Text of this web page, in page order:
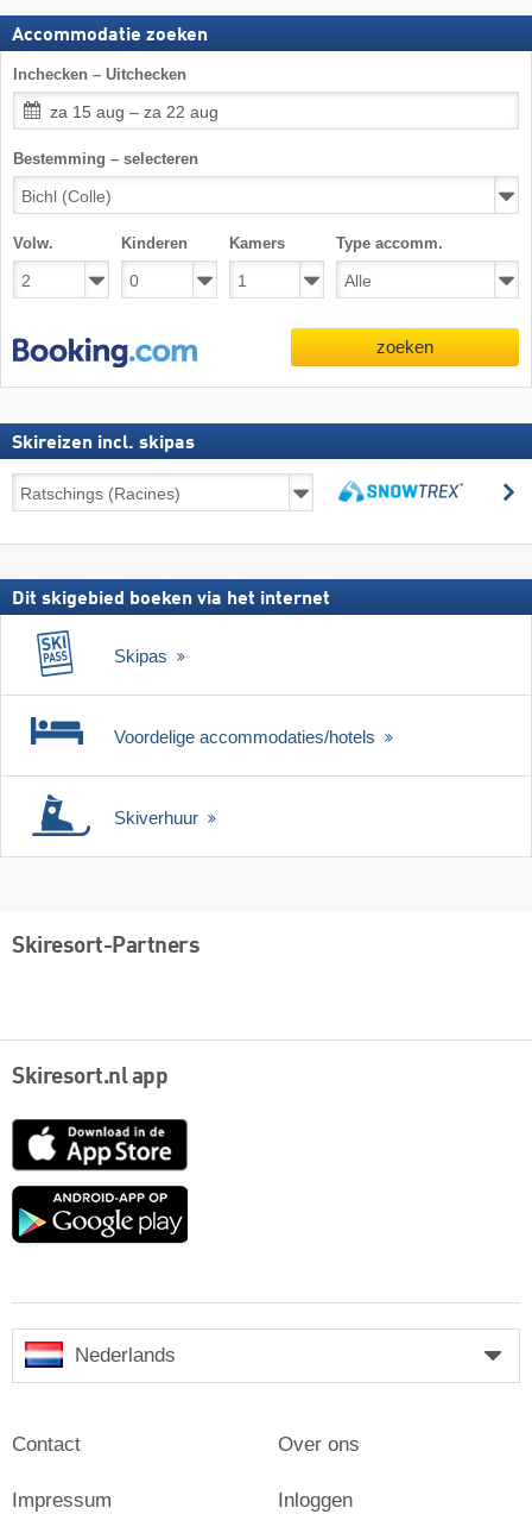
Accommodatie zoeken
Inchecken – Uitchecken
za 15 aug – za 22 aug
Bestemming – selecteren
Volw. Kinderen Kamers Type accomm.
zoeken
Skireizen incl. skipas
incl.
Dit skigebied boeken via het internet
Skipas
Voordelige accommodaties/hotels
Skiverhuur
Skiresort-Partners
Skiresort.nl app
App
Google
Nederlands
Contact
Impressum
Over ons
Inloggen